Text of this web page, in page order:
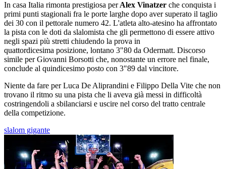
In casa Italia rimonta prestigiosa perAlex Vinatzer che conquista i
primi punti stagionali fra le porte larghe dopo aver superato il taglio
dei 30 con il pettorale numero 42. L'atleta alto-atesino ha affrontato
la pista con le doti da slalomista che gli permettono di essere attivo
negli spazi più stretti chiudendo la prova in
quattordicesima posizione, lontano 3"80 da Odermatt. Discorso
simile per Giovanni Borsotti che, nonostante un errore nel finale,
conclude al quindicesimo posto con 3"89 dal vincitore.
Niente da fare per Luca De Aliprandini e Filippo Della Vite che non
trovano il ritmo su una pista che li aveva già messi in difficoltà
costringendoli a sbilanciarsi e uscire nel corso del tratto centrale
della competizione.
slalom gigante